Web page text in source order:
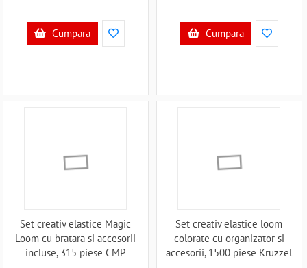
Cumpara Cumpara
Set creativ elastice Magic
Loom cu bratara si accesorii
incluse, 315 piese CMP
Set creativ elastice loom
colorate cu organizator si
accesorii, 1500 piese Kruzzel